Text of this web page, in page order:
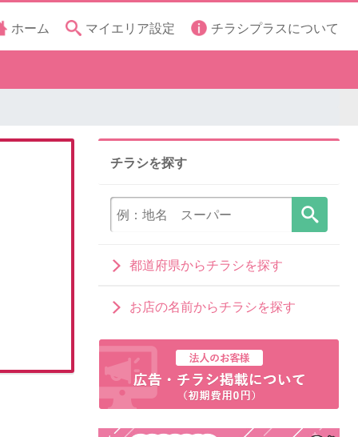
ホーム マイエリア設定 チラシプラスについて
チラシを探す
都道府県からチラシを探す
お店の名前からチラシを探す